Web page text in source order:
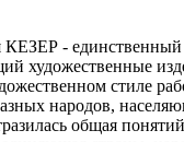
КЕЗЕР -
художественные
стиле
народов,
общая